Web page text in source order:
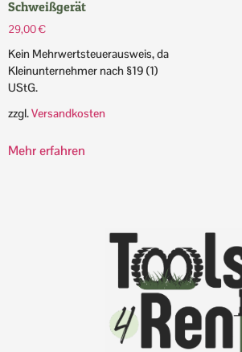
Schweißgerät
29,00€
Kein Mehrwertsteuerausweis, da
Kleinunternehmer nach §19 (1)
UStG.
zzgl.Versandkosten
Mehr erfahren